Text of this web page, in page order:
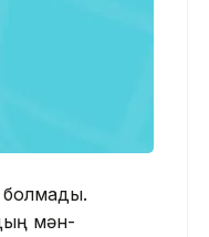
болмады.
мән-